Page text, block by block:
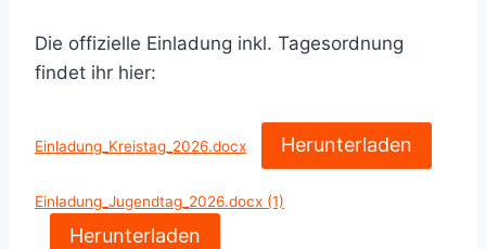
Die offizielle Einladung inkl. Tagesordnung
findet ihr hier:
Einladung_Kreistag_2026.docx Herunterladen
Einladung_Jugendtag_2026.docx (1)
Herunterladen